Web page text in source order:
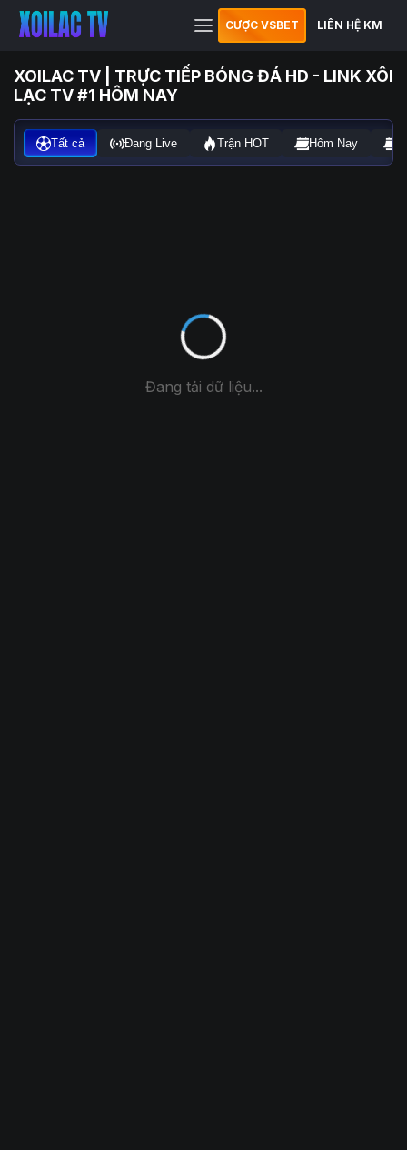
CƯỢC VSBET LIÊN HỆ KM
XOILAC TV | TRỰC TIẾP BÓNG ĐÁ HD - LINK XÔI
LẠC TV #1 HÔM NAY
Tất cả Đang Live Trận HOT Hôm Nay
Đang tải dữ liệu...